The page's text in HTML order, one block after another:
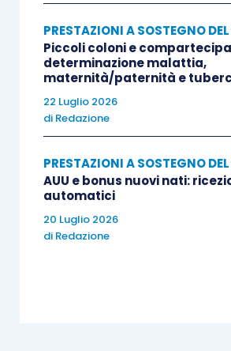
PRESTAZIONI A SOSTEGNO
Piccoli coloni e
determinazione malattia,
maternità/paternità e
22 Luglio 2026
di Redazione
PRESTAZIONI A SOSTEGNO
AUU e bonus nuovi nati:
automatici
20 Luglio 2026
di Redazione